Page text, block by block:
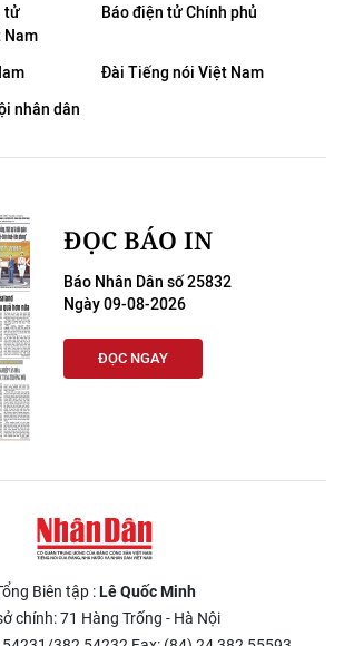
tử
Nam
Báo điện tử Chính phủ
Đài Tiếng nói Việt Nam
nhân dân
ĐỌC BÁO IN
Báo Nhân Dân số 25832
Ngày 09-08-2026
ĐỌC NGAY
Biên tập :Lê Quốc Minh
chính: 71 Hàng Trống - Hà Nội